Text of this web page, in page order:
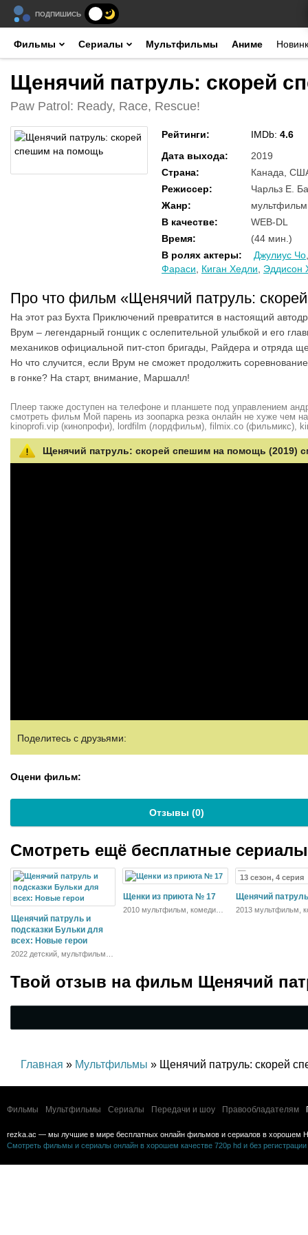
ПОДПИШИСЬ
Фильмы Сериалы Мультфильмы Аниме
Щенячий патруль: скорей
Paw Patrol: Ready, Race, Rescue!
Рейтинги: IMDb: 4.6
Дата выхода:
2019
Страна:
Канада,
Режиссер:
Чарльз Е.
Жанр:
В качестве:
WEB-DL
Время:
(44 мин.)
В ролях актеры: Джулиус Чо
Фараси
Киган Хедли Эддисон
Про что фильм «Щенячий патруль:
На этот раз Бухта Приключений превратится в настоящий
Врум – легендарный гонщик с ослепительной улыбкой и его
механиков официальной пит-стоп бригады, Райдера и отряда
Но что случится, если Врум не сможет продолжить
в гонке? На старт, внимание, Маршалл!
Плеер также доступен на телефоне и планшете под управлением
смотреть фильм Мой парень из зоопарка резка онлайн не хуже чем
kinoprofi.vip (кинопрофи), lordfilm (лордфильм), filmix.co (фильмикс),
Щенячий патруль: скорей спешим на помощь (2019)
Поделитесь с друзьями:
Оцени фильм:
Отзывы (0)
Смотреть ещё бесплатные
Щенячий патруль и
подсказки Бульки для
всех: Новые герои
2022 детский, мультфильм,
Щенки из приюта № 17
2010 мультфильм, комедия,
13 сезон, 4 серия
Щенячий патруль
2013 мультфильм,
Твой отзыв на фильм Щенячий
Главная » Мультфильмы » Щенячий патруль: скорей
Фильмы Мультфильмы Сериалы Передачи и шоу Правообладателям
rezka.ac — мы лучшие в мире бесплатных онлайн фильмов и сериалов в хорошем
Смотреть фильмы и сериалы онлайн в хорошем качестве 720p hd и без